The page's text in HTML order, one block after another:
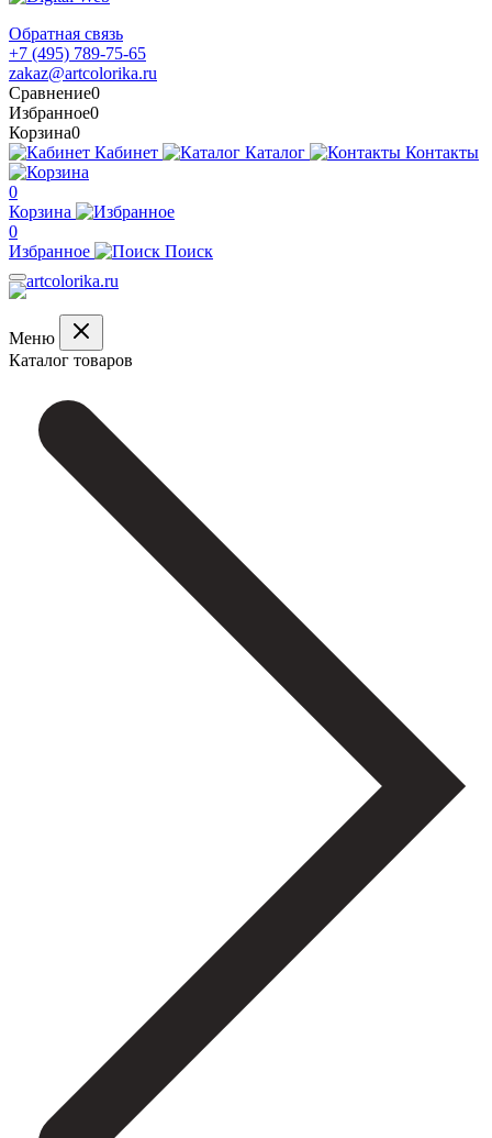
Обратная связь
+7 (495) 789-75-65
zakaz@artcolorika.ru
Сравнение0
Избранное0
Корзина0
Кабинет
Каталог Контакты
0
Корзина
0
Избранное
Поиск
Меню
Каталог товаров